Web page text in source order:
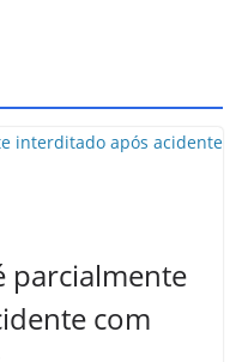
parcialmente
com